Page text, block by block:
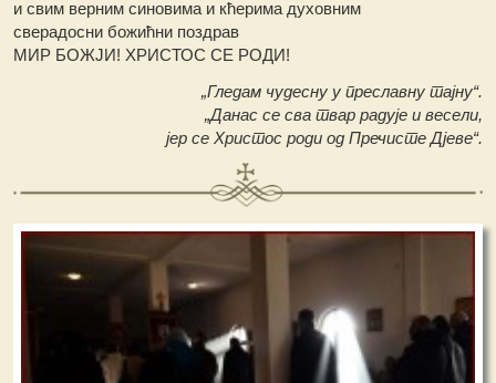
и свим верним синовима и кћерима духовним
сверадосни божићни поздрав
МИР БОЖЈИ! ХРИСТОС СЕ РОДИ!
„Гледам чудесну у преславну тајну“.
„Данас се сва твар радује и весели,
јер се Христос роди од Пречисте Дјеве“.